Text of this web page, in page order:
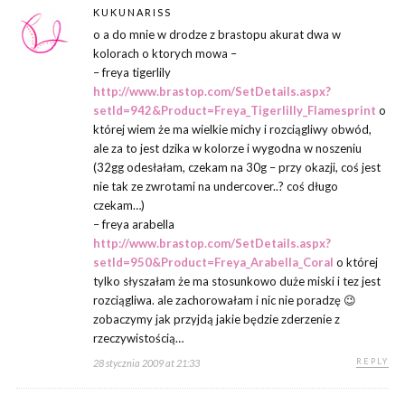
KUKUNARISS
o a do mnie w drodze z brastopu akurat dwa w
kolorach o ktorych mowa –
– freya tigerlily
http://www.brastop.com/SetDetails.aspx?
setId=942&Product=Freya_Tigerlilly_Flamesprint o
której wiem że ma wielkie michy i rozciągliwy obwód,
ale za to jest dzika w kolorze i wygodna w noszeniu
(32gg odesłałam, czekam na 30g – przy okazji, coś jest
nie tak ze zwrotami na undercover..? coś długo
czekam…)
– freya arabella
http://www.brastop.com/SetDetails.aspx?
setId=950&Product=Freya_Arabella_Coral o której
tylko słyszałam że ma stosunkowo duże miski i tez jest
rozciągliwa. ale zachorowałam i nic nie poradzę 😉
zobaczymy jak przyjdą jakie będzie zderzenie z
rzeczywistością…
28 stycznia 2009 at 21:33 REPLY